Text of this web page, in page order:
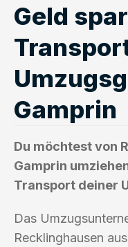
Geld
Gamprin
Du möchtest von
Gamprin
Transport deiner
Das
Recklinghausen